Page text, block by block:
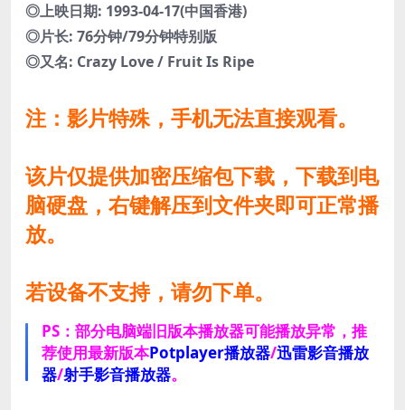
◎上映日期: 1993-04-17(中国香港)
◎片长: 76分钟/79分钟特别版
◎又名: Crazy Love / Fruit Is Ripe
注：影片特殊，手机无法直接观看。
该片仅提供加密压缩包下载，下载到电
脑硬盘，右键解压到文件夹即可正常播
放。
若设备不支持，请勿下单。
PS：部分电脑端旧版本播放器可能播放异常，推
荐使用最新版本Potplayer播放器/迅雷影音播放
器/射手影音播放器。